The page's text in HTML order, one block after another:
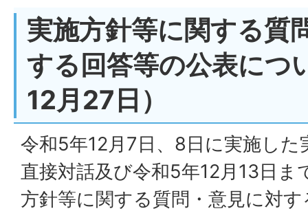
実施方針等に関する質
する回答等の公表につ
12月27日）
令和5年12月7日、8日に実施した
直接対話及び令和5年12月13日ま
方針等に関する質問・意見に対